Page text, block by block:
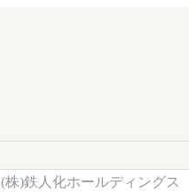
(株)鉄人化ホールディングス